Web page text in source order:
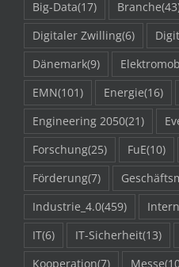
Big-Data(17) Branche
Digitaler Zwilling(6)
Dänemark(9)
EMN(101) Energie(16)
Engineering 2050(21)
Forschung(25) FuE(10)
Förderung(7)
Industrie_4.0(459)
IT(6) IT-Sicherheit(13)
Kooperation(7) Messe